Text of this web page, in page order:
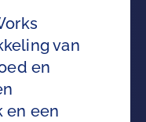
van
en
en een